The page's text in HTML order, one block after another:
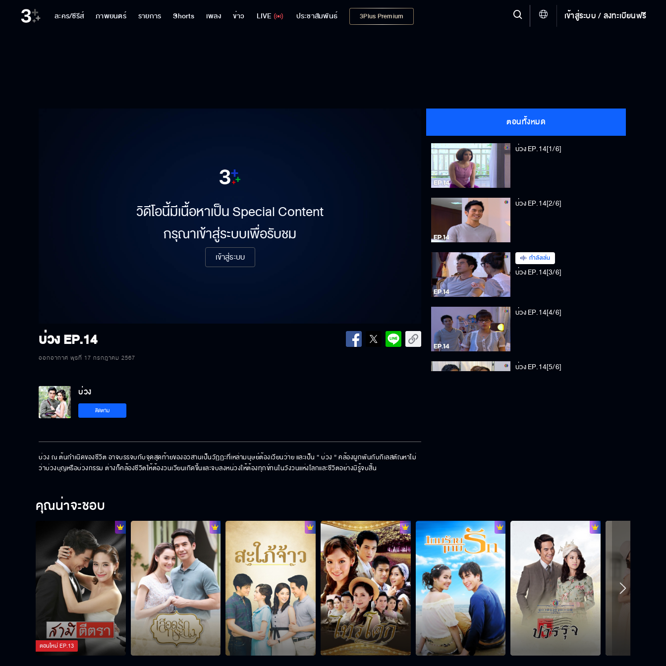
ละคร/ซีรีส์ ภาพยนตร์ รายการ Shorts เพลง ข่าว LIVE ประชาสัมพันธ์ 3Plus Premium เข้าสู่ระบบ / ลงทะเบียนฟรี
วิดีโอนี้มีเนื้อหาเป็น Special Content
กรุณาเข้าสู่ระบบเพื่อรับชม
เข้าสู่ระบบ
บ่วงEP.14
ออกอากาศ พุธที่ 17 กรกฎาคม 2567
ตอนทั้งหมด
บ่วง EP.14[1/6]
บ่วง EP.14[2/6]
กำลังเล่น
บ่วง EP.14[3/6]
บ่วง EP.14[4/6]
บ่วง EP.14[5/6]
บ่วง
ติดตาม
บ่วง ณ ต้นกำเนิดของชีวิต อาจบรรจบกับจุดสุดท้ายของอวสานเป็นวัฏฏะที่เหล่ามนุษย์ต้องเวียนว่าย และเป็น “ บ่วง ” คล้องผูกพันกับกิเลสตัณหาไม่
ว่าบ่วงบุญหรือบ่วงกรรม ต่างก็คล้องชีวิตให้ต้องวนเวียนเกิดขึ้นและจบลงหน่วงให้ต้องทุกข์ทนในวังวนแห่งโลกและชีวิตอย่างมิรู้จบสิ้น
คุณน่าจะชอบ
ตอนใหม่EP.13